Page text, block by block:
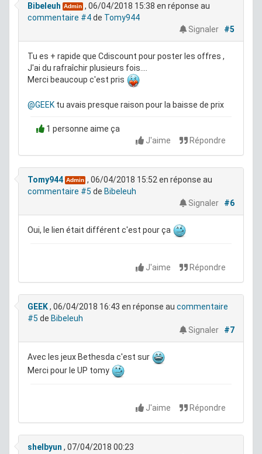
Bibeleuh Admin , 06/04/2018 15:38 en réponse au
commentaire #4de Tomy944
Signaler
#5
Tu es + rapide que Cdiscount pour poster les offres ,
J'ai du rafraîchir plusieurs fois....
Merci beaucoup c'est pris
@GEEK tu avais presque raison pour la baisse de prix
1 personne aime ça
J'aime
Répondre
Tomy944 Admin , 06/04/2018 15:52 en réponse au
commentaire #5 de Bibeleuh
Signaler
#6
Oui, le lien était différent c'est pour ça
J'aime Répondre
GEEK, 06/04/2018 16:43 en réponse au commentaire
#5 de Bibeleuh
Signaler
#7
Avec les jeux Bethesda c'est sur
Merci pour le UP tomy
J'aime Répondre
shelbyun , 07/04/2018 00:23